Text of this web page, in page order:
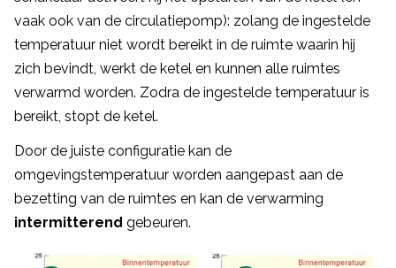
vaak ook van de circulatiepomp): zolang de ingestelde
temperatuur niet wordt bereikt in de ruimte waarin hij
zich bevindt, werkt de ketel en kunnen alle ruimtes
verwarmd worden. Zodra de ingestelde temperatuur is
bereikt, stopt de ketel.
Door de juiste configuratie kan de
omgevingstemperatuur worden aangepast aan de
bezetting van de ruimtes en kan de verwarming
intermitterend gebeuren.